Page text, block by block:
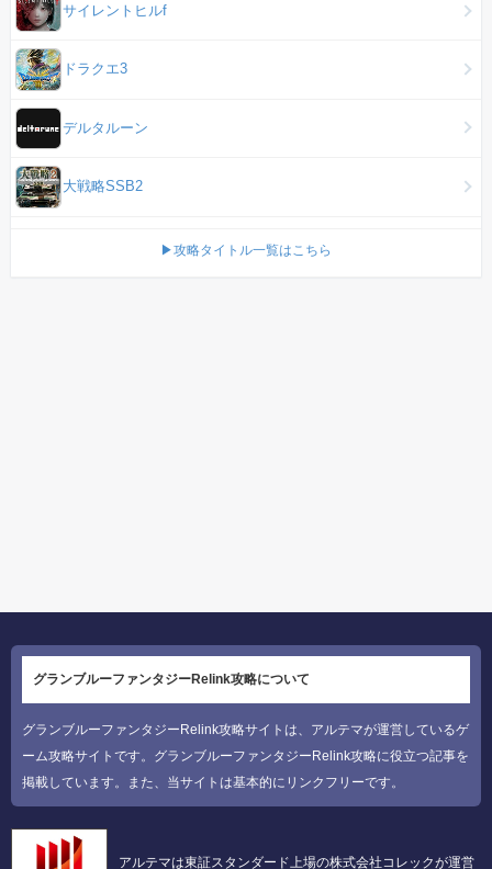
サイレントヒルf
ドラクエ3
デルタルーン
大戦略SSB2
▶攻略タイトル一覧はこちら
グランブルーファンタジーRelink攻略について
グランブルーファンタジーRelink攻略サイトは、アルテマが運営しているゲ
ーム攻略サイトです。グランブルーファンタジーRelink攻略に役立つ記事を
掲載しています。また、当サイトは基本的にリンクフリーです。
アルテマは東証スタンダード上場の株式会社コレックが運営